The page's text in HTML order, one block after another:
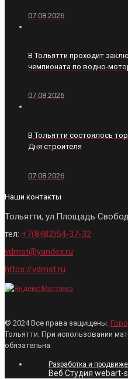
07.08.2026
В Тольятти проходит
чемпионата по водно-
07.08.2026
В Тольятти состоялось
Дня строителя
07.08.2026
Наши контакты
Тольятти, ул.Площадь
тел: +7(8482)54-37-32
vdmst@yandex.ru
https://vdmst.ru
© 2024 Все права защищены.
Тольятти. При использовании
обязательна
Разработка и
Веб Студия webart-